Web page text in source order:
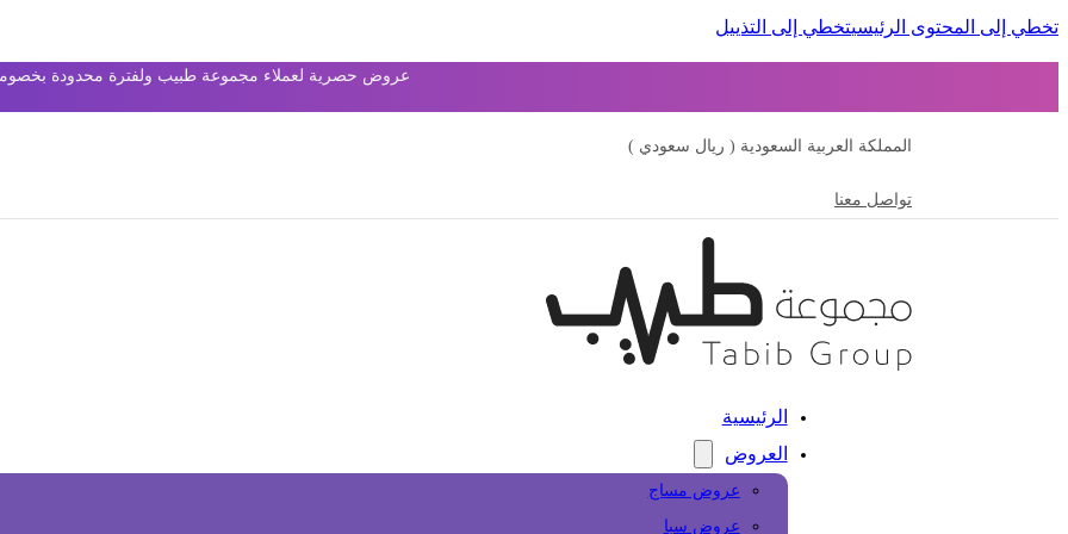
تخطي إلى المحتوى الرئيسيتخطي إلى التذييل
عروض حصرية لعملاء مجموعة طبيب ولفترة محدودة بخصومات
المملكة العربية السعودية ( ريال سعودي )
تواصل معنا
الرئيسية
العروض
عروض مساج
عروض سبا